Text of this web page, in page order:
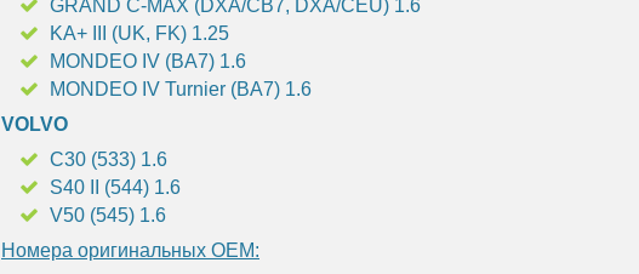
GRAND C-MAX (DXA/CB7, DXA/CEU) 1.6
KA+ III (UK, FK) 1.25
MONDEO IV (BA7) 1.6
MONDEO IV Turnier (BA7) 1.6
VOLVO
C30 (533) 1.6
S40 II (544) 1.6
V50 (545) 1.6
Номера оригинальных OEM: